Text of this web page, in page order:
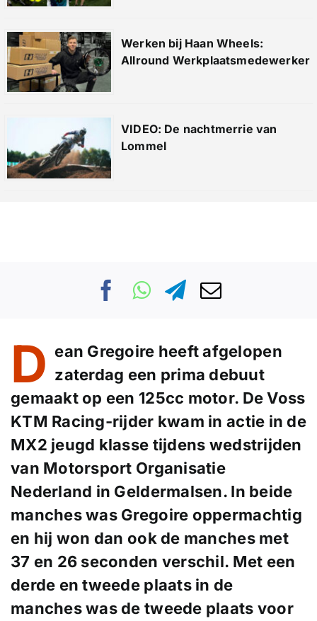
Werken bij Haan Wheels:
Allround Werkplaatsmedewerker
VIDEO: De nachtmerrie van
Lommel
D ean Gregoire heeft afgelopen
zaterdag een prima debuut
gemaakt op een 125cc motor. De Voss
KTM Racing-rijder kwam in actie in de
MX2 jeugd klasse tijdens wedstrijden
van Motorsport Organisatie
Nederland in Geldermalsen. In beide
manches was Gregoire oppermachtig
en hij won dan ook de manches met
37 en 26 seconden verschil. Met een
derde en tweede plaats in de
manches was de tweede plaats voor